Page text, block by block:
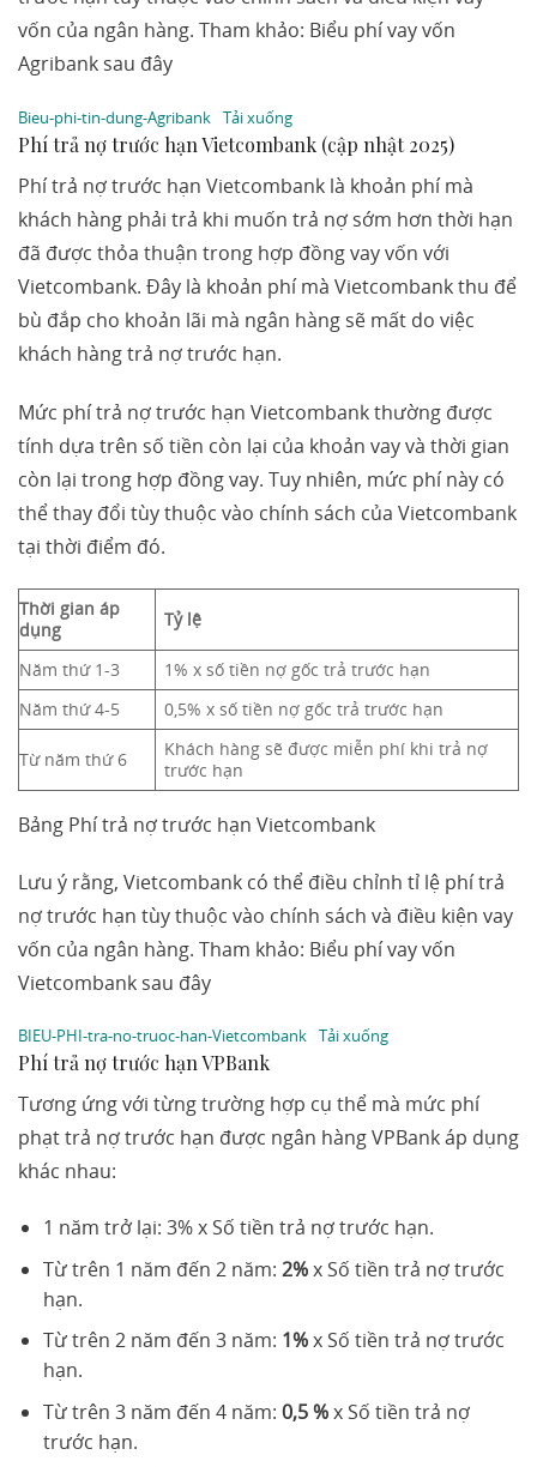
vốn của ngân hàng. Tham khảo: Biểu phí vay vốn
Agribank sau đây
Bieu-phi-tin-dung-Agribank Tải xuống
Phí trả nợ trước hạn Vietcombank (cập nhật 2025)
Phí trả nợ trước hạn Vietcombank là khoản phí mà
khách hàng phải trả khi muốn trả nợ sớm hơn thời hạn
đã được thỏa thuận trong hợp đồng vay vốn với
Vietcombank. Đây là khoản phí mà Vietcombank thu để
bù đắp cho khoản lãi mà ngân hàng sẽ mất do việc
khách hàng trả nợ trước hạn.
Mức phí trả nợ trước hạn Vietcombank thường được
tính dựa trên số tiền còn lại của khoản vay và thời gian
còn lại trong hợp đồng vay. Tuy nhiên, mức phí này có
thể thay đổi tùy thuộc vào chính sách của Vietcombank
tại thời điểm đó.
Thời gian áp
dụng
Tỷ lệ
Năm thứ 1-3
1% x số tiền nợ gốc trả trước hạn
Năm thứ 4-5
0,5% x số tiền nợ gốc trả trước hạn
Từ năm thứ 6
Khách hàng sẽ được miễn phí khi trả nợ
trước hạn
Bảng Phí trả nợ trước hạn Vietcombank
Lưu ý rằng, Vietcombank có thể điều chỉnh tỉ lệ phí trả
nợ trước hạn tùy thuộc vào chính sách và điều kiện vay
vốn của ngân hàng. Tham khảo: Biểu phí vay vốn
Vietcombank sau đây
BIEU-PHI-tra-no-truoc-han-Vietcombank Tải xuống
Phí trả nợ trước hạn VPBank
Tương ứng với từng trường hợp cụ thể mà mức phí
phạt trả nợ trước hạn được ngân hàng VPBank áp dụng
khác nhau:
1 năm trở lại: 3% x Số tiền trả nợ trước hạn.
Từ trên 1 năm đến 2 năm: 2%x Số tiền trả nợ trước
hạn.
Từ trên 2 năm đến 3 năm: 1%x Số tiền trả nợ trước
hạn.
Từ trên 3 năm đến 4 năm: 0,5 %x Số tiền trả nợ
trước hạn.